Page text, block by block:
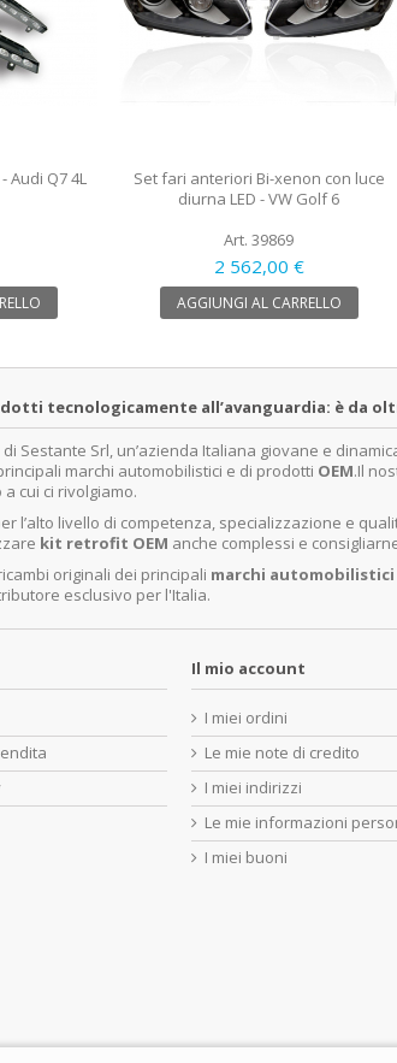
Audi Q7 4L
Set fari anteriori Bi-xenon con luce
diurna LED - VW Golf 6
Art. 39869
2 562,00 €
AGGIUNGI AL CARRELLO
tecnologicamente all’avanguardia: è da
Sestante Srl, un’azienda Italiana giovane e
marchi automobilistici e di prodotti OEM.Il
cui ci rivolgiamo.
l’alto livello di competenza, specializzazione e
kit retrofit OEM anche complessi e
originali dei principali marchi automobilistici
esclusivo per l'Italia.
Il mio account
I miei ordini
Le mie note di credito
I miei indirizzi
Le mie informazioni
I miei buoni